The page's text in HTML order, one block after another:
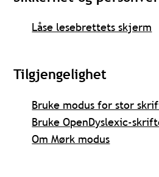
Låse lesebrettets skjerm
Tilgjengelighet
Bruke modus for stor
Bruke OpenDyslexic-
Om Mørk modus